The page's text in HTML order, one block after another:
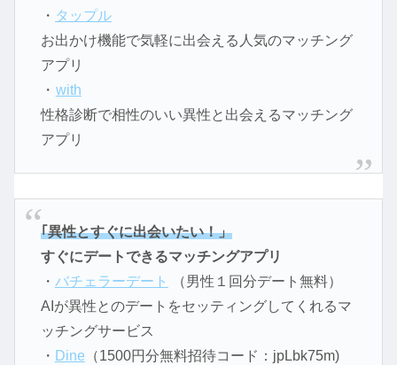
・ タップル
お出かけ機能で気軽に出会える人気のマッチング
アプリ
・ with
性格診断で相性のいい異性と出会えるマッチング
アプリ
｢異性とすぐに出会いたい！」
すぐにデートできるマッチングアプリ
・ バチェラーデート
（男性１回分デート無料）
AIが異性とのデートをセッティングしてくれるマ
ッチングサービス
・ Dine （1500円分無料招待コード：jpLbk75m)